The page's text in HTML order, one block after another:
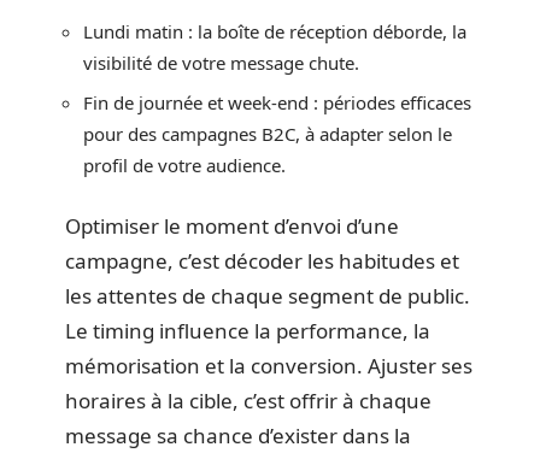
Lundi matin : la boîte de réception déborde, la
visibilité de votre message chute.
Fin de journée et week-end : périodes efficaces
pour des campagnes B2C, à adapter selon le
profil de votre audience.
Optimiser le moment d’envoi d’une
campagne, c’est décoder les habitudes et
les attentes de chaque segment de public.
Le timing influence la performance, la
mémorisation et la conversion. Ajuster ses
horaires à la cible, c’est offrir à chaque
message sa chance d’exister dans la